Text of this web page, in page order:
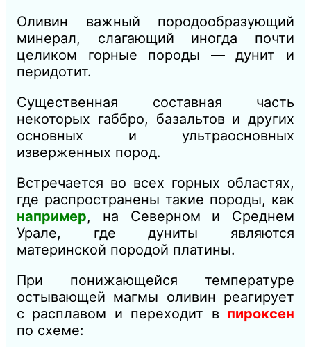
Оливин важный породообразующий
минерал, слагающий иногда почти
целиком горные породы — дунит и
перидотит.
Существенная составная часть
некоторых габбро, базальтов и других
основных и ультраосновных
изверженных пород.
Встречается во всех горных областях,
где распространены такие породы, как
например, на Северном и Среднем
Урале, где дуниты являются
материнской породой платины.
При понижающейся температуре
остывающей магмы оливин реагирует
с расплавом и переходит в пироксен
по схеме: